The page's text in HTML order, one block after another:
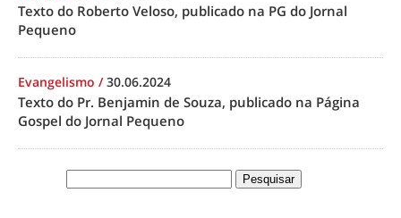
Texto do Roberto Veloso, publicado na PG do Jornal
Pequeno
Evangelismo /30.06.2024
Texto do Pr. Benjamin de Souza, publicado na Página
Gospel do Jornal Pequeno